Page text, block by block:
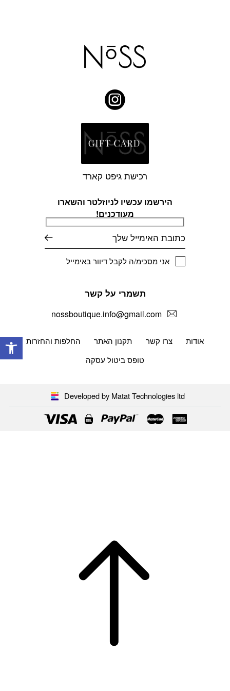
הירשמו עכשיו לניוזלטר והשארו
מעודכנים!
אני מסכימ/ה לקבל דיוור באימייל
אודות צרו קשר תקנון האתר
החלפות והחזרות
טופס ביטול עסקה
תשמרי על קשר
nossboutique.info@gmail.com
רכישת גיפט קארד
Developed by Matat Technologies ltd